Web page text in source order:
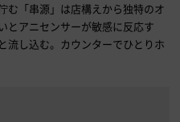
む「串源」は店構えから独特のオ
とアニセンサーが敏感に反応す
流し込む。カウンターでひとりホ